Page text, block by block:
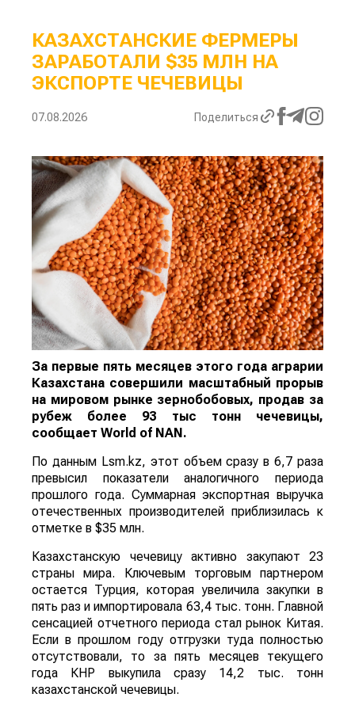
КАЗАХСТАНСКИЕ ФЕРМЕРЫ
ЗАРАБОТАЛИ $35 МЛН НА
ЭКСПОРТЕ ЧЕЧЕВИЦЫ
07.08.2026 Поделиться
За первые пять месяцев этого года аграрии
Казахстана совершили масштабный прорыв
на мировом рынке зернобобовых, продав за
рубеж более 93 тыс тонн чечевицы,
сообщает World of NAN.
По данным Lsm.kz, этот объем сразу в 6,7 раза
превысил показатели аналогичного периода
прошлого года. Суммарная экспортная выручка
отечественных производителей приблизилась к
отметке в $35 млн.
Казахстанскую чечевицу активно закупают 23
страны мира. Ключевым торговым партнером
остается Турция, которая увеличила закупки в
пять раз и импортировала 63,4 тыс. тонн. Главной
сенсацией отчетного периода стал рынок Китая.
Если в прошлом году отгрузки туда полностью
отсутствовали, то за пять месяцев текущего
года КНР выкупила сразу 14,2 тыс. тонн
казахстанской чечевицы.